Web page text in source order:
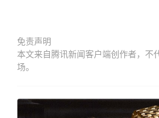
免责声明
本文来自腾讯新闻客户端创作者，不
场。